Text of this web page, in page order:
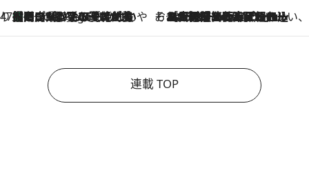
47都道府県の手みやげ ひんやりスイーツで夏を満喫
2 Hours Ago
【岡山県】この夏絶対食べたい 冷やしておいしいおやつ3選 フルーツが主役のプリンやアイスが勢揃い そおだよおこの関西おいしい、おやつ紀行
2026.8.9
［大阪府箕面市］一皿一皿目の前で仕上げられる、料理を巧みに組み込んだアシェットデセールコース「ミチル アシェット デセール（Michiru assiette dessert）」
連載 TOP